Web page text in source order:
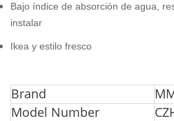
Bajo índice de absorción de agua,
instalar
Ikea y estilo fresco
Brand
Model Number